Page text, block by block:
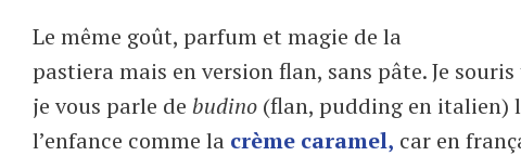
Le même goût, parfum et magie de la
pastiera mais en version flan, sans pâte. Je
je vous parle de budino (flan, pudding en italien)
l’enfance comme la crème caramel, car en